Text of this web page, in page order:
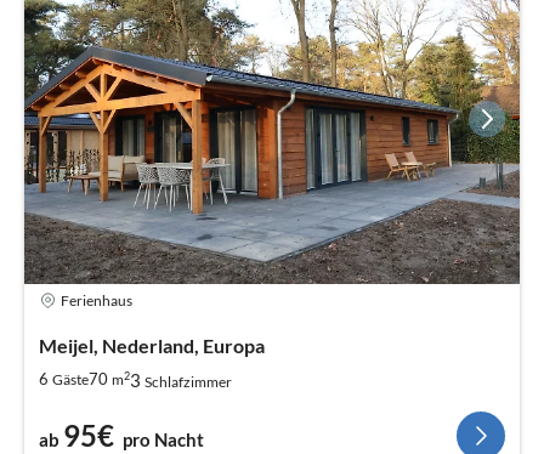
Ferienhaus
Meijel, Nederland, Europa
6 Gäste70 m23 Schlafzimmer
ab 95€ pro Nacht